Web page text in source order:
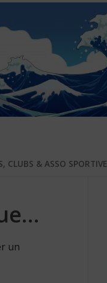
CLUBS & ASSO SPORTIVE
un